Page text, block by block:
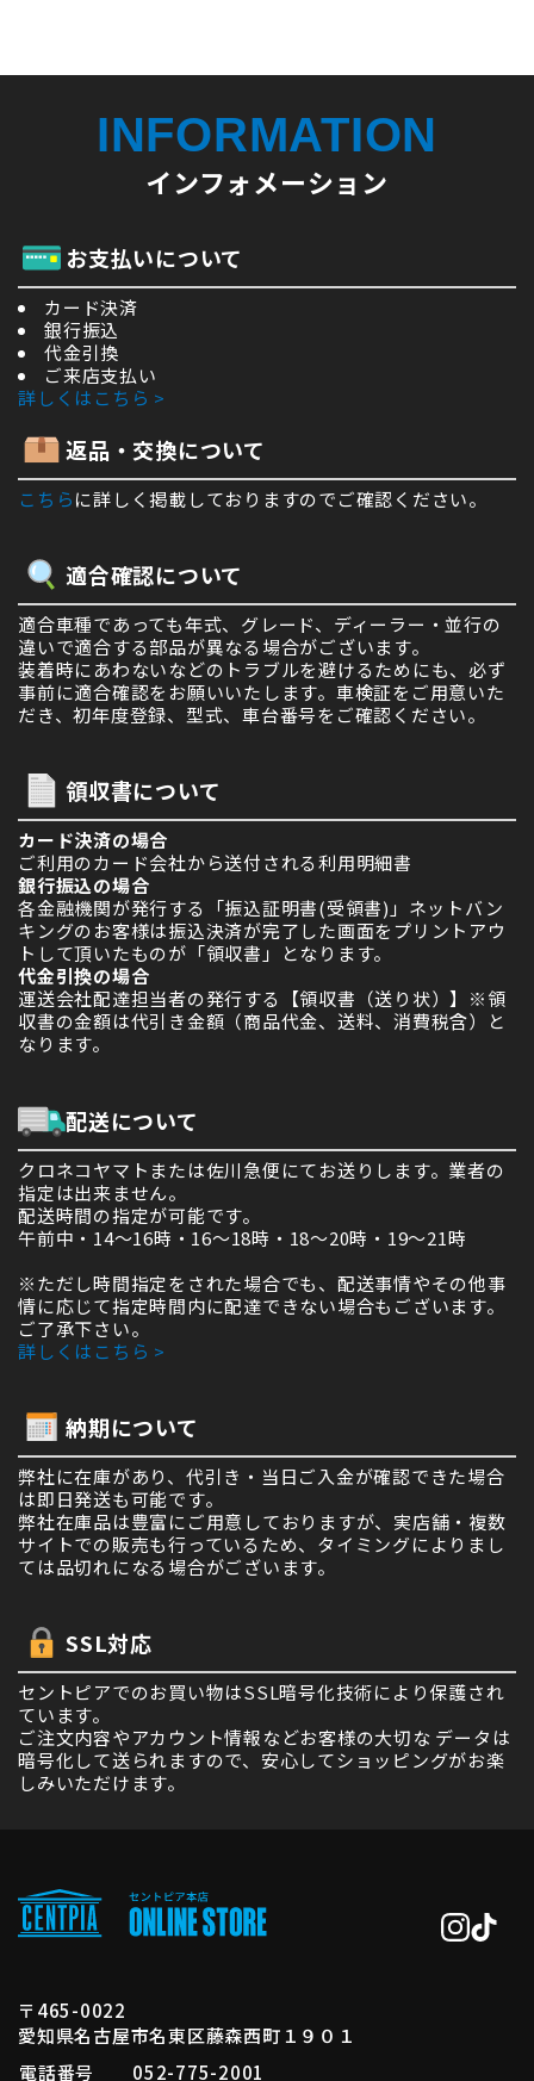
INFORMATION
インフォメーション
お支払いについて
カード決済
銀行振込
代金引換
ご来店支払い
詳しくはこちら >
返品・交換について
こちらに詳しく掲載しておりますのでご確認ください。
適合確認について
適合車種であっても年式、グレード、ディーラー・並行の
違いで適合する部品が異なる場合がございます。
装着時にあわないなどのトラブルを避けるためにも、必ず
事前に適合確認をお願いいたします。車検証をご用意いた
だき、初年度登録、型式、車台番号をご確認ください。
領収書について
カード決済の場合
ご利用のカード会社から送付される利用明細書
銀行振込の場合
各金融機関が発行する「振込証明書(受領書)」ネットバン
キングのお客様は振込決済が完了した画面をプリントアウ
トして頂いたものが「領収書」となります。
代金引換の場合
運送会社配達担当者の発行する【領収書（送り状）】※領
収書の金額は代引き金額（商品代金、送料、消費税含）と
なります。
配送について
クロネコヤマトまたは佐川急便にてお送りします。業者の
指定は出来ません。
配送時間の指定が可能です。
午前中・14～16時・16～18時・18～20時・19～21時
※ただし時間指定をされた場合でも、配送事情やその他事
情に応じて指定時間内に配達できない場合もございます。
ご了承下さい。
詳しくはこちら >
納期について
弊社に在庫があり、代引き・当日ご入金が確認できた場合
は即日発送も可能です。
弊社在庫品は豊富にご用意しておりますが、実店舗・複数
サイトでの販売も行っているため、タイミングによりまし
ては品切れになる場合がございます。
SSL対応
セントピアでのお買い物はSSL暗号化技術により保護され
ています。
ご注文内容やアカウント情報などお客様の大切な データは
暗号化して送られますので、安心してショッピングがお楽
しみいただけます。
〒465-0022
愛知県名古屋市名東区藤森西町１９０１
電話番号
052-775-2001